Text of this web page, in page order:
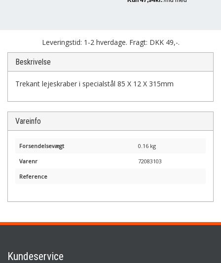
Leveringstid: 1-2 hverdage. Fragt: DKK 49,-.
Beskrivelse
Trekant lejeskraber i specialstål 85 X 12 X 315mm
Vareinfo
Forsendelsevægt 0.16 kg
Varenr 72083103
Reference
Kundeservice